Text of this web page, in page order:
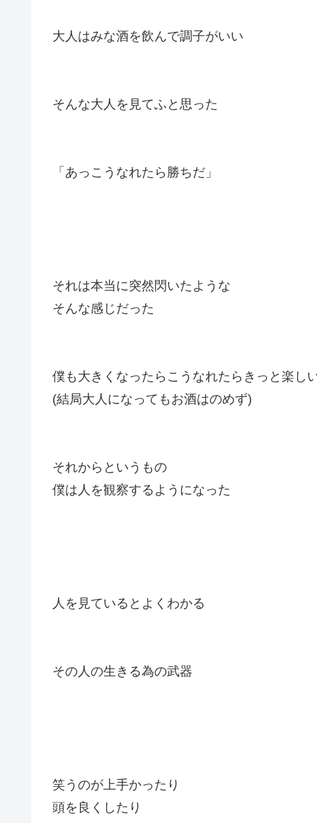
大人はみな酒を飲んで調子がいい
そんな大人を見てふと思った
「あっこうなれたら勝ちだ」
それは本当に突然閃いたような
そんな感じだった
僕も大きくなったらこうなれたらきっと楽し
(結局大人になってもお酒はのめず)
それからというもの
僕は人を観察するようになった
人を見ているとよくわかる
その人の生きる為の武器
笑うのが上手かったり
頭を良くしたり